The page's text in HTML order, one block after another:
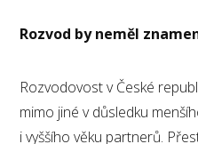
Rozvod by neměl
Rozvodovost v České
mimo jiné v důsledku
i vyššího věku partnerů.